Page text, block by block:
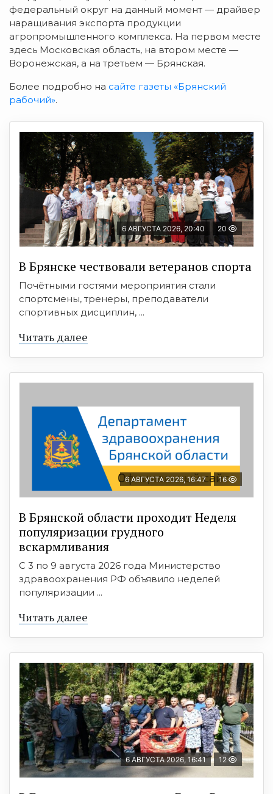
федеральный округ на данный момент — драйвер
наращивания экспорта продукции
агропромышленного комплекса. На первом месте
здесь Московская область, на втором месте —
Воронежская, а на третьем — Брянская.
Более подробно на сайте газеты «Брянский
рабочий».
6 АВГУСТА 2026, 20:40 20
В Брянске чествовали ветеранов спорта
Почётными гостями мероприятия стали
спортсмены, тренеры, преподаватели
спортивных дисциплин, ...
Читать далее
6 АВГУСТА 2026, 16:47 16
В Брянской области проходит Неделя
популяризации грудного
вскармливания
С 3 по 9 августа 2026 года Министерство
здравоохранения РФ объявило неделей
популяризации ...
Читать далее
6 АВГУСТА 2026, 16:41 12